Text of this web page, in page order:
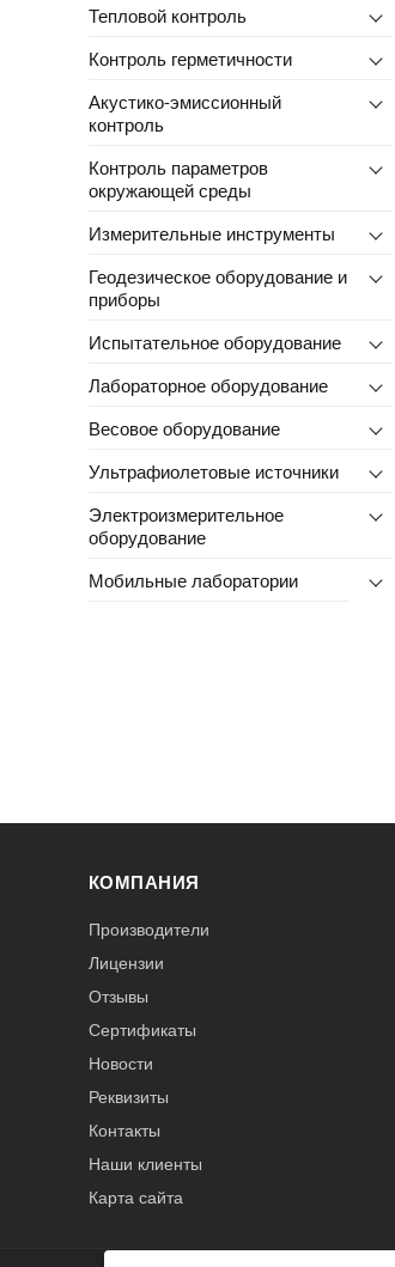
Тепловой контроль
Контроль герметичности
Акустико-эмиссионный
контроль
Контроль параметров
окружающей среды
Измерительные инструменты
Геодезическое оборудование и
приборы
Испытательное оборудование
Лабораторное оборудование
Весовое оборудование
Ультрафиолетовые источники
Электроизмерительное
оборудование
Мобильные лаборатории
КОМПАНИЯ
Производители
Лицензии
Отзывы
Сертификаты
Новости
Реквизиты
Контакты
Наши клиенты
Карта сайта